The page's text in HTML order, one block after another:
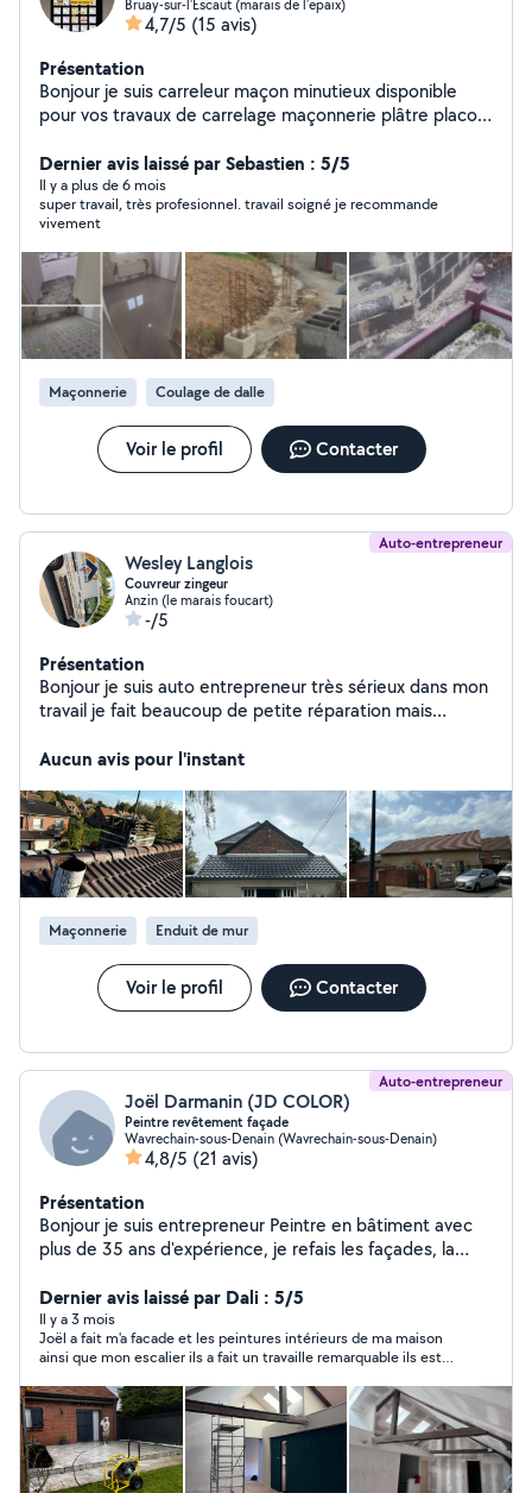
Bruay-sur-l'Escaut (marais de l'epaix)
4,7/5 (15 avis)
Présentation
Bonjour je suis carreleur maçon minutieux disponible
pour vos travaux de carrelage maçonnerie plâtre placo
Dernier avis laissé par Sebastien : 5/5
Il y a plus de 6 mois
super travail, très profesionnel. travail soigné je recommande
vivement
Maçonnerie Coulage de dalle
Voir le profil Contacter
Auto-entrepreneur
Wesley Langlois
Couvreur zingeur
Anzin (le marais foucart)
-/5
Présentation
Bonjour je suis auto entrepreneur très sérieux dans mon
travail je fait beaucoup de petite réparation mais
Aucun avis pour l'instant
Maçonnerie Enduit de mur
Voir le profil Contacter
Auto-entrepreneur
Joël Darmanin (JD COLOR)
Peintre revêtement façade
Wavrechain-sous-Denain (Wavrechain-sous-Denain)
4,8/5 (21 avis)
Présentation
Bonjour je suis entrepreneur Peintre en bâtiment avec
plus de 35 ans d'expérience, je refais les façades, la
contacter si besoin CDT
Dernier avis laissé par Dali : 5/5
Il y a 3 mois
Joël a fait m'a facade et les peintures intérieurs de ma maison
ainsi que mon escalier ils a fait un travaille remarquable ils est
encore Joël